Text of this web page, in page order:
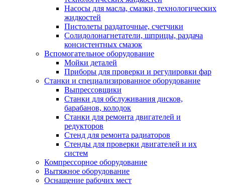
Насосы для масла, смазки, технологических
жидкостей
Пистолеты раздаточные, счетчики
Солидолонагнетатели, шприцы, раздача
консистентных смазок
Вспомогательное оборудование
Мойки деталей
Приборы для проверки и регулировки фар
Станки и специализированное оборудование
Выпрессовщики
Станки для обслуживания дисков,
барабанов, колодок
Станки для ремонта двигателей и
редукторов
Стенд для ремонта радиаторов
Стенды для проверки двигателей и их
систем
Компрессорное оборудование
Вытяжное оборудование
Оснащение рабочих мест